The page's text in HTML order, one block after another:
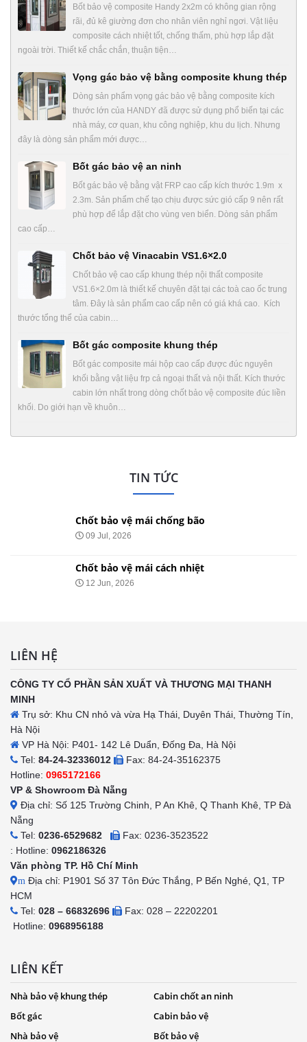
Bốt bảo vệ composite Handy 2x2m có không gian rộng
rãi, đủ kê giường đơn cho nhân viên nghỉ ngơi. Vật liệu
composite cách nhiệt tốt, chống thấm, phù hợp lắp đặt
ngoài trời. Thiết kế chắc chắn, thuận tiện…
Vọng gác bảo vệ bằng composite khung thép
Dòng sản phẩm vọng gác bảo vệ bằng composite kích
thước lớn của HANDY đã được sử dụng phổ biến tại các
nhà máy, cơ quan, khu công nghiệp, khu du lịch. Nhưng
đây là dòng sản phẩm mới được…
Bốt gác bảo vệ an ninh
Bốt gác bảo vệ bằng vật FRP cao cấp kích thước 1.9m x
2.3m. Sản phẩm chế tạo chịu được sức gió cấp 9 nên rất
phù hợp để lắp đặt cho vùng ven biển. Dòng sản phẩm
cao cấp…
Chốt bảo vệ Vinacabin VS1.6×2.0
Chốt bảo vệ cao cấp khung thép nội thất composite
VS1.6×2.0m là thiết kế chuyên đặt tại các toà cao ốc trung
tâm. Đây là sản phẩm cao cấp nên có giá khá cao. Kích
thước tổng thể của cabin…
Bốt gác composite khung thép
Bốt gác composite mái hộp cao cấp được đúc nguyên
khối bằng vật liệu frp cả ngoại thất và nội thất. Kích thước
cabin lớn nhất trong dòng chốt bảo vệ composite đúc liền
khối. Do giới hạn về khuôn…
TIN TỨC
Chốt bảo vệ mái chống bão
09 Jul, 2026
Chốt bảo vệ mái cách nhiệt
12 Jun, 2026
LIÊN HỆ
CÔNG TY CỔ PHẦN SẢN XUẤT VÀ THƯƠNG MẠI THANH
MINH
Trụ sở: Khu CN nhỏ và vừa Hạ Thái, Duyên Thái, Thường Tín,
Hà Nội
VP Hà Nội: P401- 142 Lê Duẩn, Đống Đa, Hà Nội
Tel: 84-24-32336012
Fax: 84-24-35162375
Hotline: 0965172166
VP & Showroom Đà Nẵng
Địa chỉ: Số 125 Trường Chinh, P An Khê, Q Thanh Khê, TP Đà
Nẵng
Tel: 0236-6529682
Fax: 0236-3523522
: Hotline: 0962186326
Văn phòng TP. Hồ Chí Minh
m Địa chỉ: P1901 Số 37 Tôn Đức Thắng, P Bến Nghé, Q1, TP
HCM
Tel: 028 – 66832696
Fax: 028 – 22202201
Hotline: 0968956188
LIÊN KẾT
Nhà bảo vệ khung thép
Cabin chốt an ninh
Bốt gác
Cabin bảo vệ
Nhà bảo vệ
Bốt bảo vệ